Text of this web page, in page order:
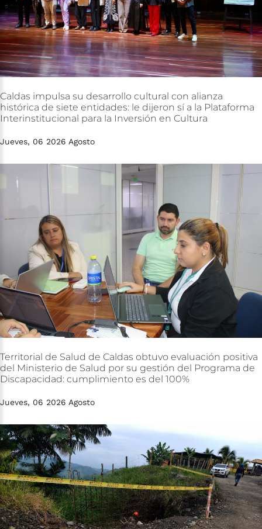
Caldas impulsa su desarrollo cultural con alianza
histórica de siete entidades: le dijeron sí a la Plataforma
Interinstitucional para la Inversión en Cultura
Jueves, 06 2026 Agosto
Territorial de Salud de Caldas obtuvo evaluación positiva
del Ministerio de Salud por su gestión del Programa de
Discapacidad: cumplimiento es del 100%
Jueves, 06 2026 Agosto